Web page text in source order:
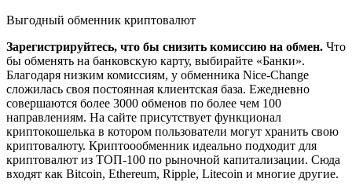
Выгодный обменник криптовалют
Зарегистрируйтесь, что бы снизить комиссию на обмен. Что
бы обменять на банковскую карту, выбирайте «Банки».
Благодаря низким комиссиям, у обменника Nice-Change
сложилась своя постоянная клиентская база. Ежедневно
совершаются более 3000 обменов по более чем 100
направлениям. На сайте присутствует функционал
криптокошелька в котором пользователи могут хранить свою
криптовалюту. Криптоообменник идеально подходит для
криптовалют из ТОП-100 по рыночной капитализации. Сюда
входят как Bitcoin, Ethereum, Ripple, Litecoin и многие другие.